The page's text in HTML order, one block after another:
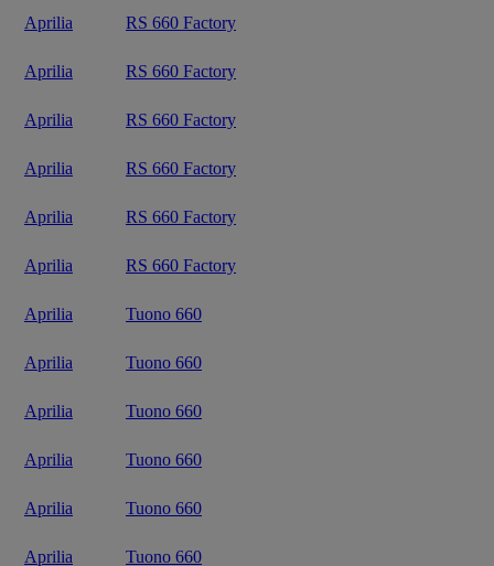
Aprilia RS 660 Factory
Aprilia RS 660 Factory
Aprilia RS 660 Factory
Aprilia RS 660 Factory
Aprilia RS 660 Factory
Aprilia RS 660 Factory
Aprilia Tuono 660
Aprilia Tuono 660
Aprilia Tuono 660
Aprilia Tuono 660
Aprilia Tuono 660
Aprilia Tuono 660